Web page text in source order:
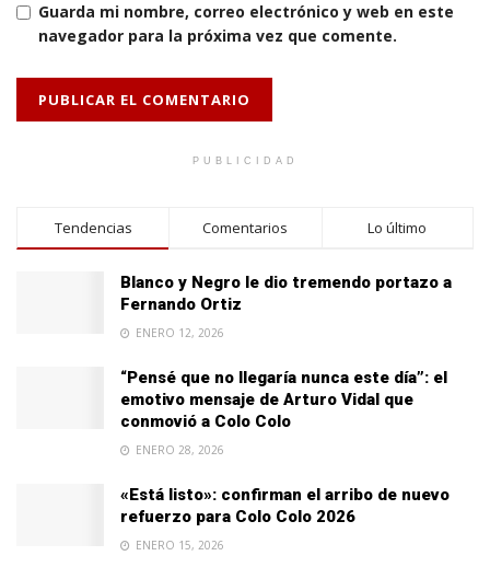
Guarda mi nombre, correo electrónico y web en este
navegador para la próxima vez que comente.
PUBLICIDAD
Tendencias Comentarios Lo último
Blanco y Negro le dio tremendo portazo a
Fernando Ortiz
ENERO 12, 2026
“Pensé que no llegaría nunca este día”: el
emotivo mensaje de Arturo Vidal que
conmovió a Colo Colo
ENERO 28, 2026
«Está listo»: confirman el arribo de nuevo
refuerzo para Colo Colo 2026
ENERO 15, 2026